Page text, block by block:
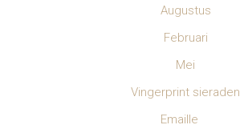
Augustus
Februari
Mei
Vingerprint sieraden
Emaille